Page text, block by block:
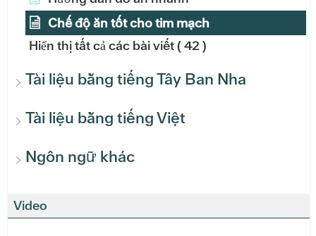
Chế độ ăn tốt cho tim mạch
Hiển thị tất cả các bài viết( 42 )
Tài liệu bằng tiếng Tây Ban Nha
Tài liệu bằng tiếng Việt
Ngôn ngữ khác
Video